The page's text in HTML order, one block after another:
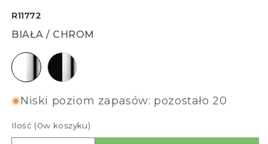
R11772
BIAŁA / CHROM
biała / chromczarna / chrom
Niski poziom zapasów: pozostało 20
Ilość (0w koszyku)